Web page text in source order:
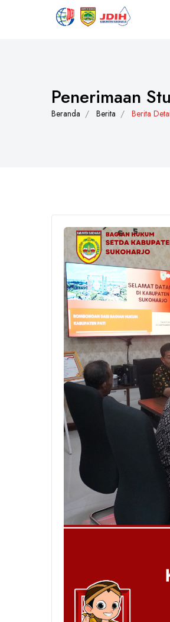
Penerimaan
Beranda Berita Berita